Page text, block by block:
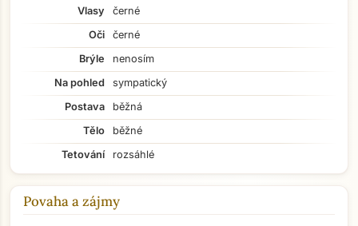
Vlasy
černé
Oči
černé
Brýle
nenosím
Na pohled
sympatický
Postava
běžná
Tělo
běžné
Tetování
rozsáhlé
Povaha a zájmy